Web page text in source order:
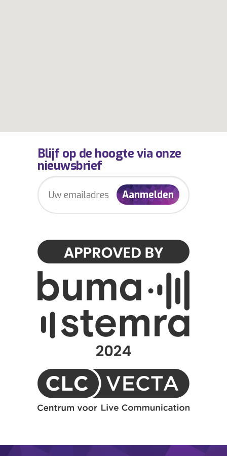
Blijf op de hoogte via onze
nieuwsbrief